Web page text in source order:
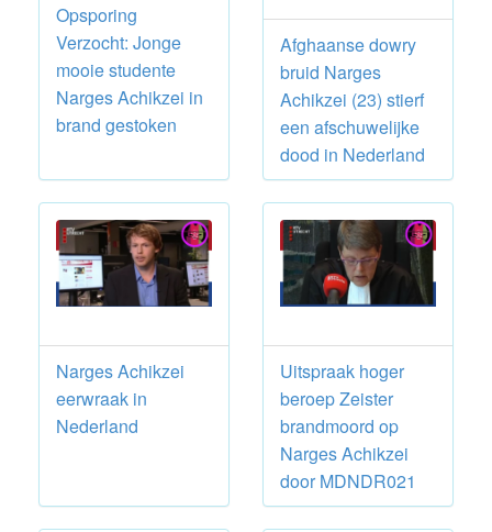
Opsporing
Verzocht: Jonge
mooie studente
Narges Achikzei in
brand gestoken
Afghaanse dowry
bruid Narges
Achikzei (23) stierf
een afschuwelijke
dood in Nederland
Narges Achikzei
eerwraak in
Nederland
Uitspraak hoger
beroep Zeister
brandmoord op
Narges Achikzei
door MDNDR021